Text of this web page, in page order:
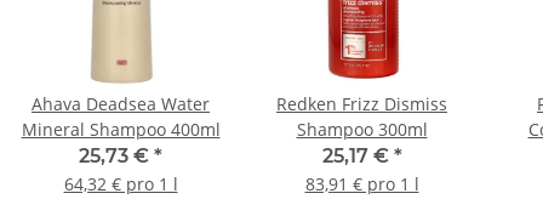
Ahava Deadsea Water
Mineral Shampoo 400ml
25,73 € *
64,32 € pro 1 l
Redken Frizz Dismiss
Shampoo 300ml
25,17 € *
83,91 € pro 1 l